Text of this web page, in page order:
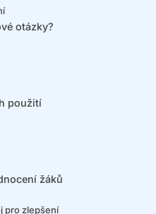
otázky?
použití
žáků
pro zlepšení